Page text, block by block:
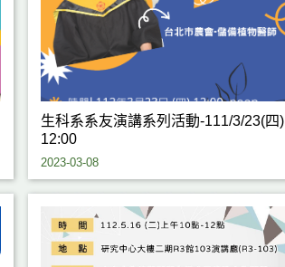
生科系系友演講系列活動-111/3/23(四)
12:00
2023-03-08